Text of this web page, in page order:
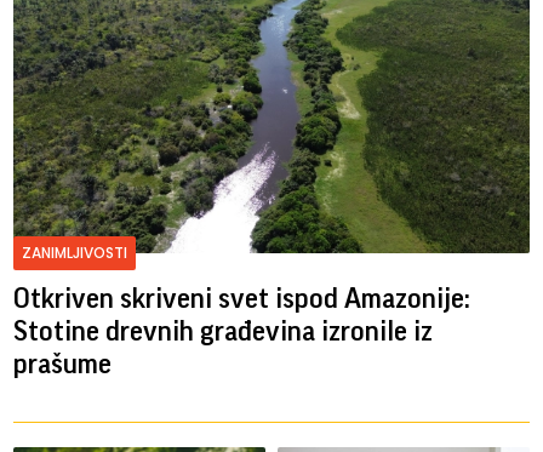
ZANIMLJIVOSTI
Otkriven skriveni svet ispod Amazonije:
Stotine drevnih građevina izronile iz
prašume